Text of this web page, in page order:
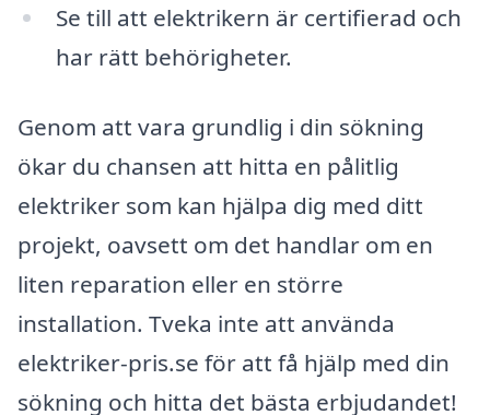
Se till att elektrikern är certifierad och
har rätt behörigheter.
Genom att vara grundlig i din sökning
ökar du chansen att hitta en pålitlig
elektriker som kan hjälpa dig med ditt
projekt, oavsett om det handlar om en
liten reparation eller en större
installation. Tveka inte att använda
elektriker-pris.se för att få hjälp med din
sökning och hitta det bästa erbjudandet!